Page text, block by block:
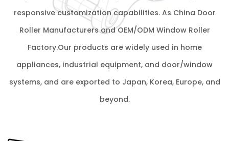
responsive customization capabilities. As China Door
Roller ManufacturersandOEM/ODM Window Roller
Factory.Our products are widely used in home
appliances, industrial equipment, and door/window
systems, and are exported to Japan, Korea, Europe, and
beyond.